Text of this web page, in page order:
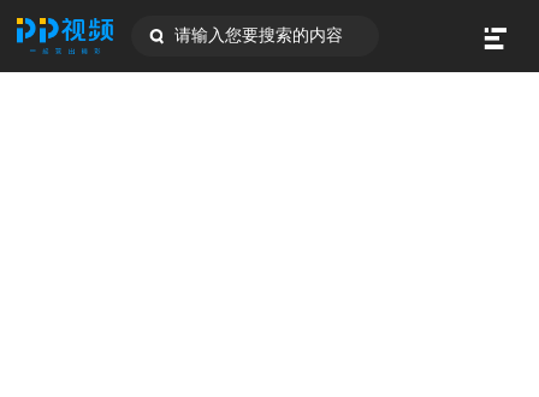
请输入您要搜索的内容